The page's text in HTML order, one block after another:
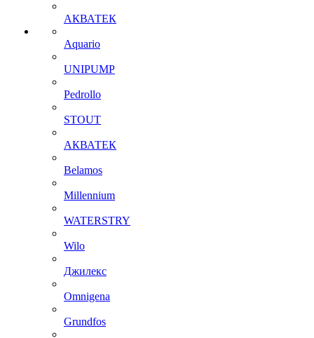
АКВАТЕК
Aquario
UNIPUMP
Pedrollo
STOUT
АКВАТЕК
Belamos
Millennium
WATERSTRY
Wilo
Джилекс
Omnigena
Grundfos